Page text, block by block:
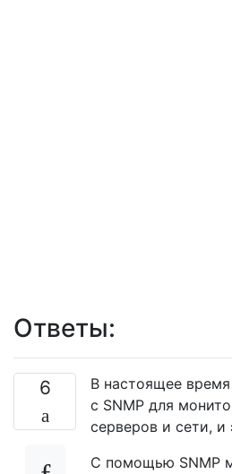
Ответы:
6 В настоящее
с SNMP для
серверов и сети, и
С помощью SNMP